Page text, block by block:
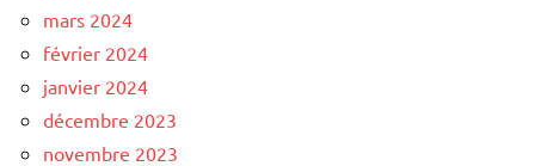
mars 2024
février 2024
janvier 2024
décembre 2023
novembre 2023